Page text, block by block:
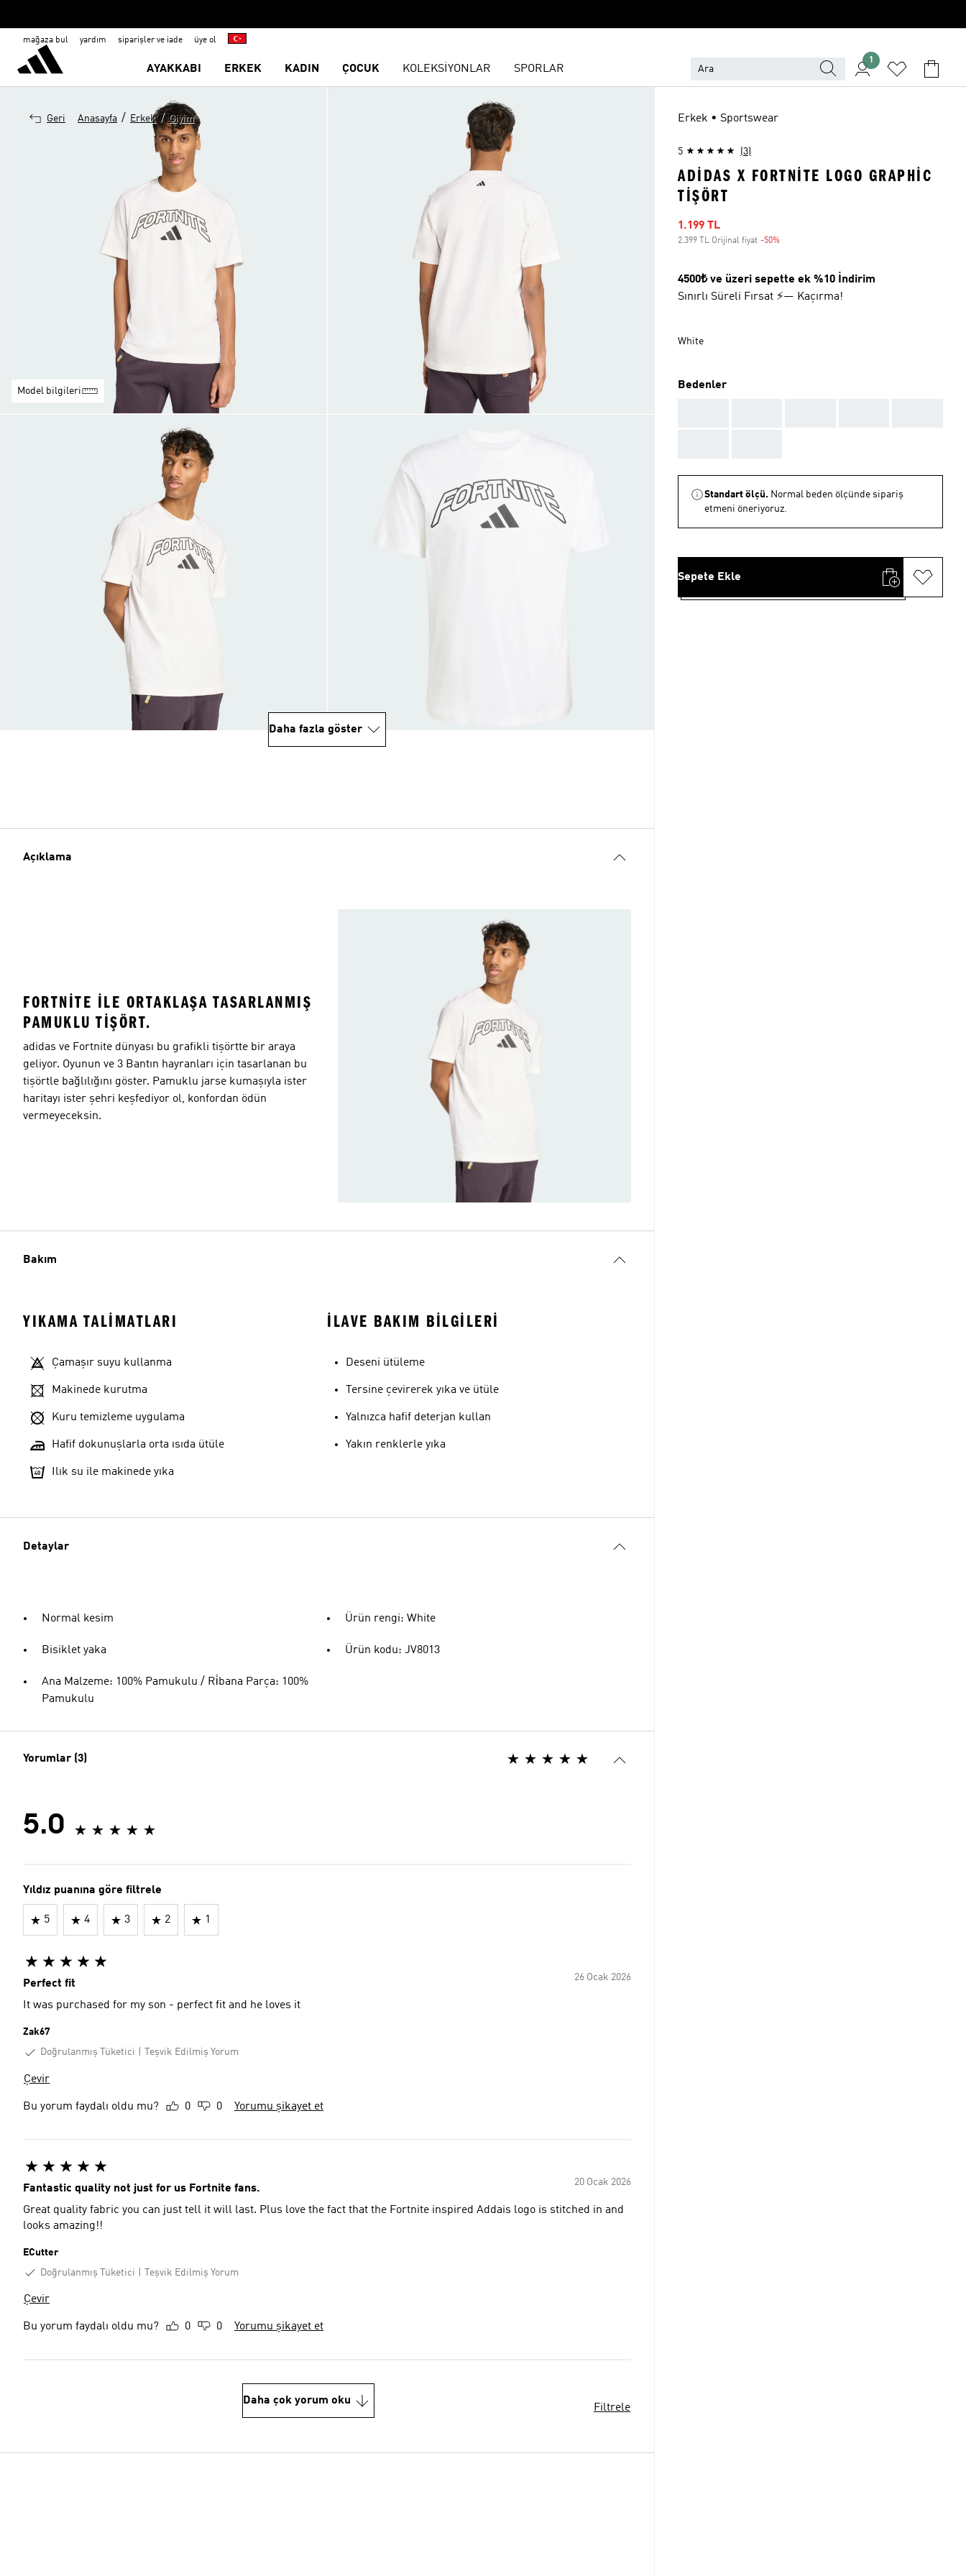
mağaza bul yardım siparişler ve iade üye ol
AYAKKABI ERKEK KADIN ÇOCUK KOLEKSİYONLAR SPORLAR
1
Geri Anasayfa / Erkek / Giyim
Model bilgileri
Daha fazla göster
Açıklama
FORTNITE ILE ORTAKLAŞA TASARLANMIŞ
PAMUKLU TIŞÖRT.
adidas ve Fortnite dünyası bu grafikli tişörtte bir araya
geliyor. Oyunun ve 3 Bantın hayranları için tasarlanan bu
tişörtle bağlılığını göster. Pamuklu jarse kumaşıyla ister
haritayı ister şehri keşfediyor ol, konfordan ödün
vermeyeceksin.
Bakım
YIKAMA TALIMATLARI
Çamaşır suyu kullanma
Makinede kurutma
Kuru temizleme uygulama
Hafif dokunuşlarla orta ısıda ütüle
Ilık su ile makinede yıka
İLAVE BAKIM BILGILERI
Deseni ütüleme
Tersine çevirerek yıka ve ütüle
Yalnızca hafif deterjan kullan
Yakın renklerle yıka
Detaylar
Normal kesim
Bisiklet yaka
Ana Malzeme: 100% Pamukulu / Ri̇bana Parça: 100%
Pamukulu
Ürün rengi: White
Ürün kodu: JV8013
Yorumlar (3)
5.0
Yıldız puanına göre filtrele
5 4 3 2 1
26 Ocak 2026
Perfect fit
It was purchased for my son - perfect fit and he loves it
Zak67
Doğrulanmış Tüketici
Teşvik Edilmiş Yorum
Çevir
Bu yorum faydalı oldu mu? 0 0 Yorumu şikayet et
20 Ocak 2026
Fantastic quality not just for us Fortnite fans.
Great quality fabric you can just tell it will last. Plus love the fact that the Fortnite inspired Addais logo is stitched in and
looks amazing!!
ECutter
Doğrulanmış Tüketici
Teşvik Edilmiş Yorum
Çevir
Bu yorum faydalı oldu mu? 0 0 Yorumu şikayet et
Daha çok yorum oku
Filtrele
Erkek • Sportswear
5 (3)
ADIDAS X FORTNITE LOGO GRAPHIC
TIŞÖRT
İndirimli fiyat
1.199 TL
2.399 TL Orijinal fiyat -50%
4500₺ ve üzeri sepette ek %10 İndirim
Sınırlı Süreli Fırsat ⚡— Kaçırma!
White
Bedenler
Standart ölçü. Normal beden ölçünde sipariş
etmeni öneriyoruz.
Sepete Ekle